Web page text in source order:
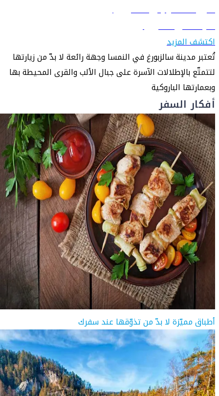
دليل السفر إلى سالزبورغ
تعرّف على سالزبورغ
اكتشف المزيد
تُعتبر مدينة سالزبورغ في النمسا وجهة رائعة لا بدّ من زيارتها
لتتمتّع بالإطلالات الآسرة على جبال الألب والقرى المحيطة بها
وبعمارتها الباروكية
أفكار السفر
أطباق مميّزة لا بدّ من تذوّقها عند سفرك